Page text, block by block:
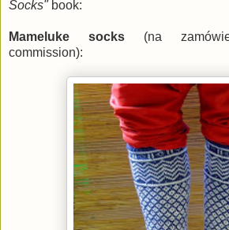
Socks"book:
Mameluke socks (na
commission):